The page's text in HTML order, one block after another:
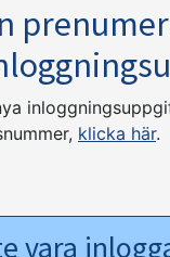
klicka här.
vara